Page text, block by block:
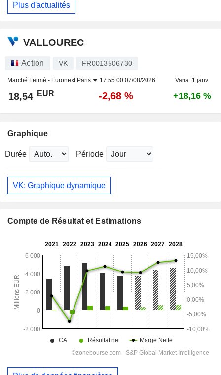
Plus d'actualités
VALLOUREC
Action VK FR0013506730
Marché Fermé - Euronext Paris 17:55:00 07/08/2026 Varia. 1 janv.
18,54 EUR -2,68 % +18,16 %
Graphique
Durée Période
VK: Graphique dynamique
Compte de Résultat et Estimations